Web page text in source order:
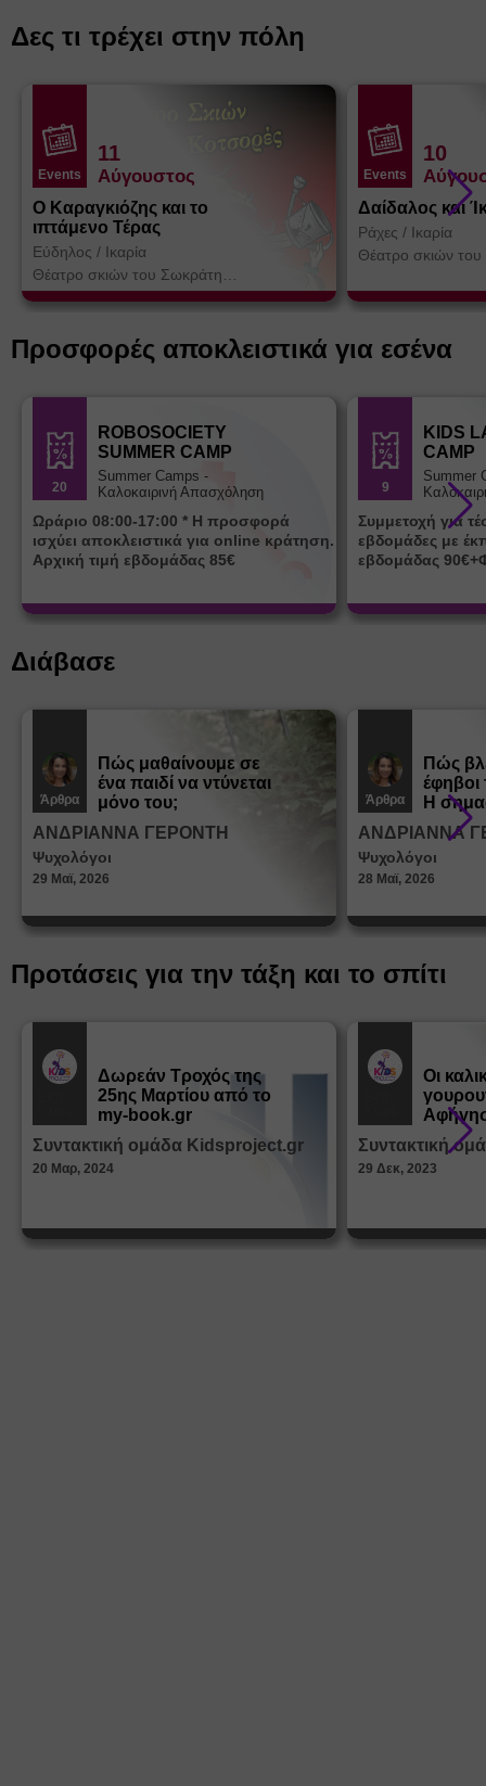
Δες τι τρέχει στην πόλη
Events
11
Αύγουστος
Ο Καραγκιόζης και το
ιπτάμενο Τέρας
Εύδηλος / Ικαρία
Θέατρο σκιών του Σωκράτη
Κοτσορέ
Events
10
Δαίδαλος και
Ράχες / Ικαρία
Θέατρο σκιών
Προσφορές αποκλειστικά για εσένα
20
ROBOSOCIETY
SUMMER CAMP
Summer Camps -
Καλοκαιρινή Απασχόληση
Ωράριο 08:00-17:00 * Η προσφορά
ισχύει αποκλειστικά για online κράτηση.
Αρχική τιμή εβδομάδας 85€
9
KIDS
CAMP
Summer
Συμμετοχή για
εβδομάδες με
εβδομάδας
Διάβασε
Άρθρα
Πώς μαθαίνουμε σε
ένα παιδί να ντύνεται
μόνο του;
ΑΝΔΡΙΑΝΝΑ ΓΕΡΟΝΤΗ
Ψυχολόγοι
29 Μαϊ, 2026
Άρθρα
Πώς
Η
στη
ΑΝΔΡΙΑΝΝΑ
Ψυχολόγοι
28 Μαϊ, 2026
Προτάσεις για την τάξη και το σπίτι
Δωρεάν Tροχός της
25ης Μαρτίου από το
my-book.gr
Συντακτική ομάδα Kidsproject.gr
20 Μαρ, 2024
Οι
από τα
Συντακτική
29 Δεκ, 2023